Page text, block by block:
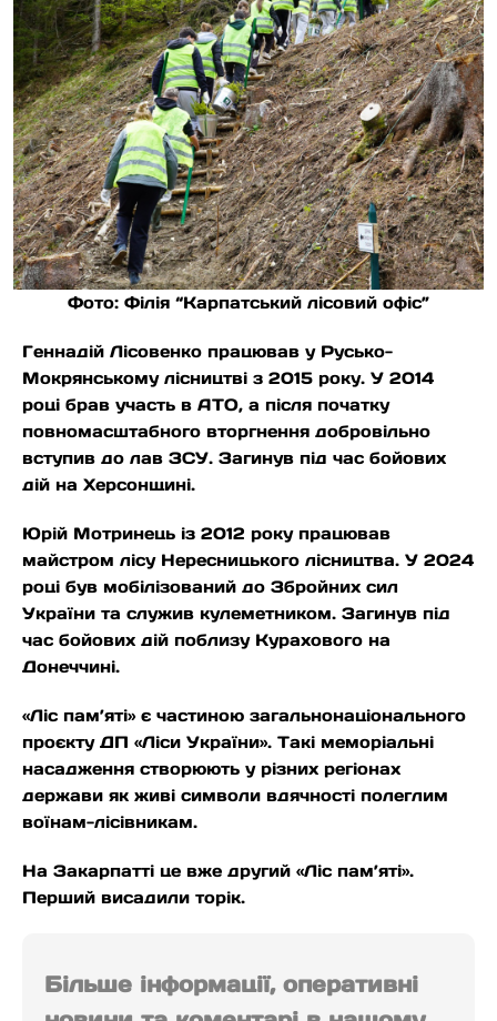
Фото: Філія “Карпатський лісовий офіс”
Геннадій Лісовенко працював у Русько-
Мокрянському лісництві з 2015 року. У 2014
році брав участь в АТО, а після початку
повномасштабного вторгнення добровільно
вступив до лав ЗСУ. Загинув під час бойових
дій на Херсонщині.
Юрій Мотринець із 2012 року працював
майстром лісу Нересницького лісництва. У 2024
році був мобілізований до Збройних сил
України та служив кулеметником. Загинув під
час бойових дій поблизу Курахового на
Донеччині.
«Ліс пам’яті» є частиною загальнонаціонального
проєкту ДП «Ліси України». Такі меморіальні
насадження створюють у різних регіонах
держави як живі символи вдячності полеглим
воїнам-лісівникам.
На Закарпатті це вже другий «Ліс пам’яті».
Перший висадили торік.
Більше інформації, оперативні